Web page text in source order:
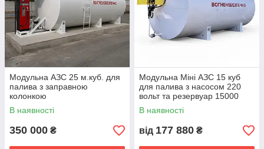
Модульна АЗС 25 м.куб. для
палива з заправною
колонкою
В наявності
350 000 ₴
Модульна Міні АЗС 15 куб
для палива з насосом 220
вольт та резервуар 15000
літрів
В наявності
від 177 880 ₴